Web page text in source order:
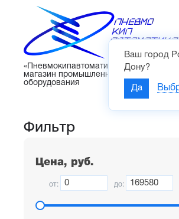
«Пневмокипавтоматика» – интернет-
магазин промышленного
оборудования
Ваш город
Дону?
Да
Фильтр
Цена, руб.
от: до: